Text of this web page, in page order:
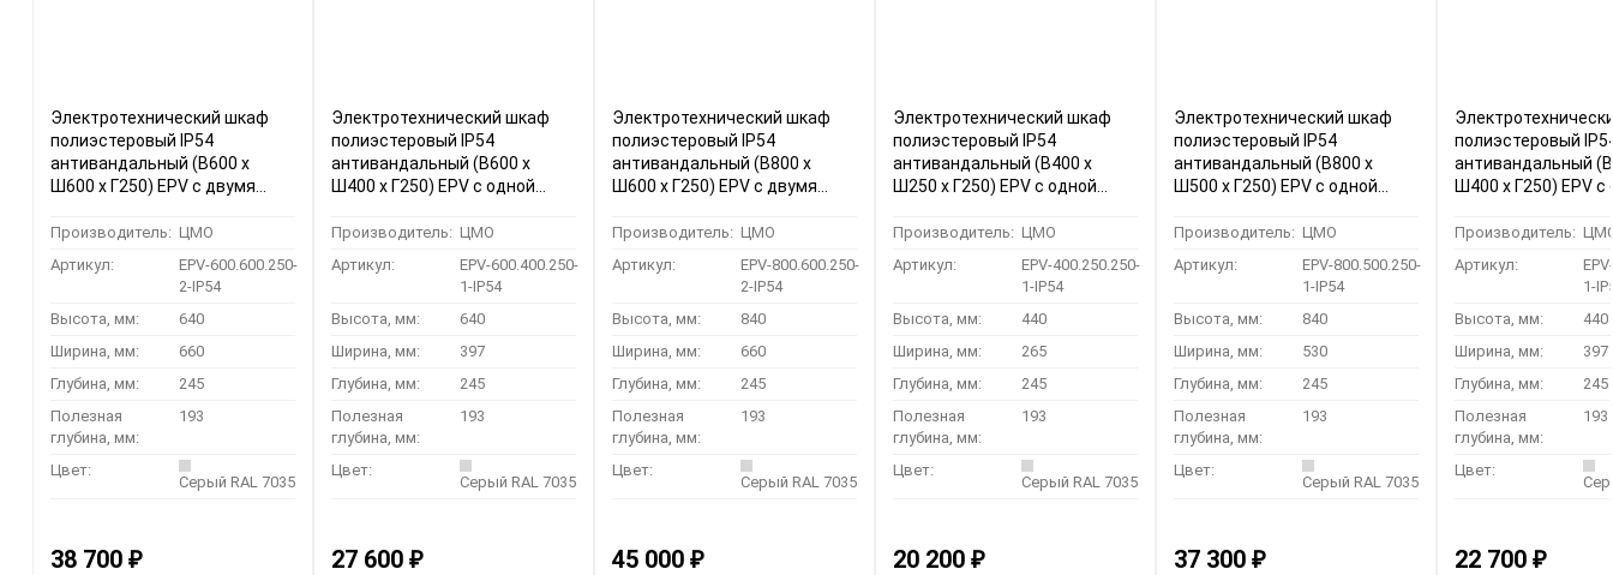
Электротехнический шкаф
полиэстеровый IP54
антивандальный (В600 x
Ш600 x Г250) EPV с двумя
Производитель: ЦМО
Артикул:
EPV-600.600.250-
2-IP54
Высота, мм:
640
Ширина, мм:
660
Глубина, мм:
245
Полезная
глубина, мм:
193
Цвет:
Серый RAL 7035
38 700 ₽
Электротехнический шкаф
полиэстеровый IP54
антивандальный (В600 x
Ш400 x Г250) EPV c одной
Производитель: ЦМО
Артикул:
EPV-600.400.250-
1-IP54
Высота, мм:
640
Ширина, мм:
397
Глубина, мм:
245
Полезная
глубина, мм:
193
Цвет:
Серый RAL 7035
27 600 ₽
Электротехнический шкаф
полиэстеровый IP54
антивандальный (В800 x
Ш600 x Г250) EPV с двумя
Производитель: ЦМО
Артикул:
EPV-800.600.250-
2-IP54
Высота, мм:
840
Ширина, мм:
660
Глубина, мм:
245
Полезная
глубина, мм:
193
Цвет:
Серый RAL 7035
45 000 ₽
Электротехнический шкаф
полиэстеровый IP54
антивандальный (В400 x
Ш250 x Г250) EPV c одной
Производитель: ЦМО
Артикул:
EPV-400.250.250-
1-IP54
Высота, мм:
440
Ширина, мм:
265
Глубина, мм:
245
Полезная
глубина, мм:
193
Цвет:
Серый RAL 7035
20 200 ₽
Электротехнический шкаф
полиэстеровый IP54
антивандальный (В800 x
Ш500 x Г250) EPV c одной
Производитель: ЦМО
Артикул:
EPV-800.500.250-
1-IP54
Высота, мм:
840
Ширина, мм:
530
Глубина, мм:
245
Полезная
глубина, мм:
193
Цвет:
Серый RAL 7035
37 300 ₽
полиэстеровый
антивандальный
Ш400 x Г250) EPV c
Производитель:
Артикул:
1-
Высота, мм:
440
Ширина, мм:
397
Глубина, мм:
245
Полезная
глубина, мм:
193
Цвет:
22 700 ₽